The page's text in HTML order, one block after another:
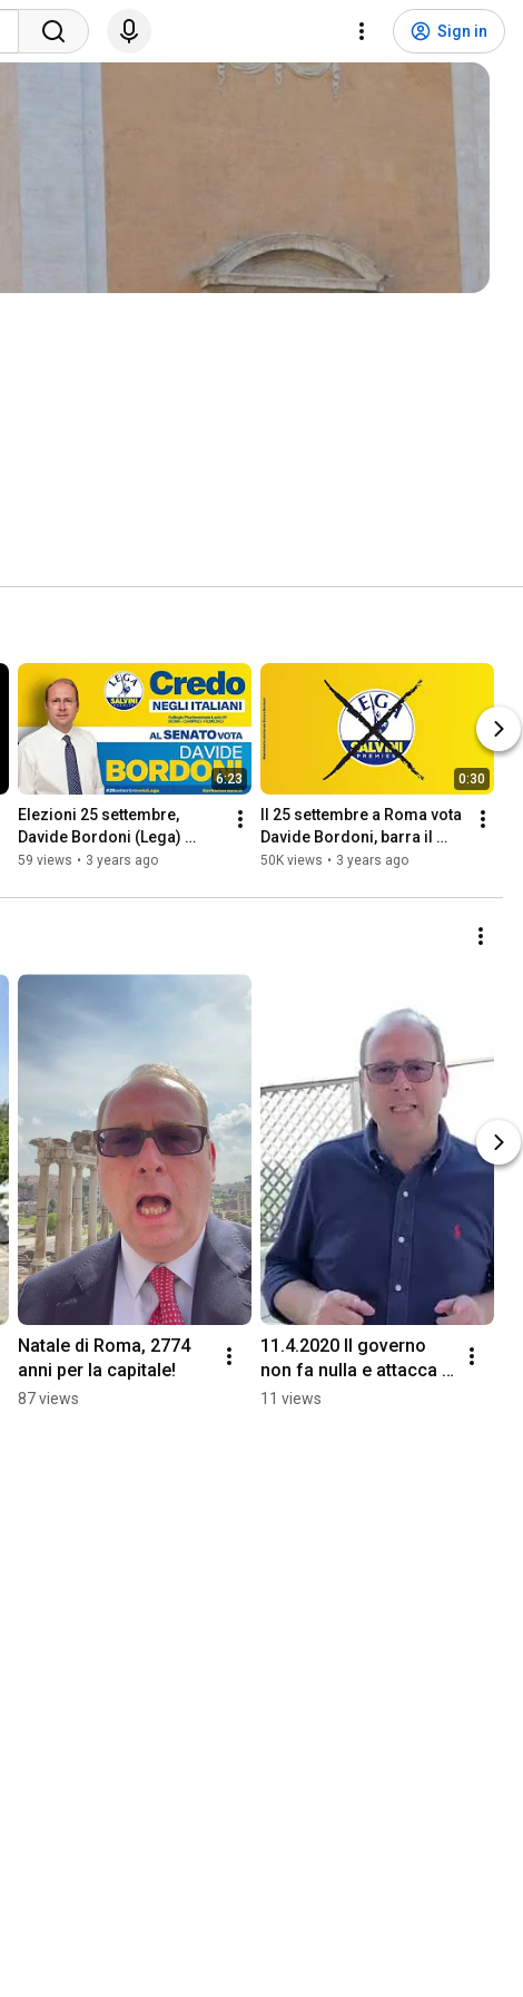
Sign in
6:23
Elezioni 25 settembre,
Davide Bordoni (Lega)
interviene a Radio Roma
59 views • 3 years ago
0:30
Il 25 settembre a Roma vota
Davide Bordoni, barra il
simbolo della Lega Salvini
50K views • 3 years ago
Natale di Roma, 2774
anni per la capitale!
87 views
11.4.2020 Il governo
non fa nulla e attacca
l’opposizione
11 views